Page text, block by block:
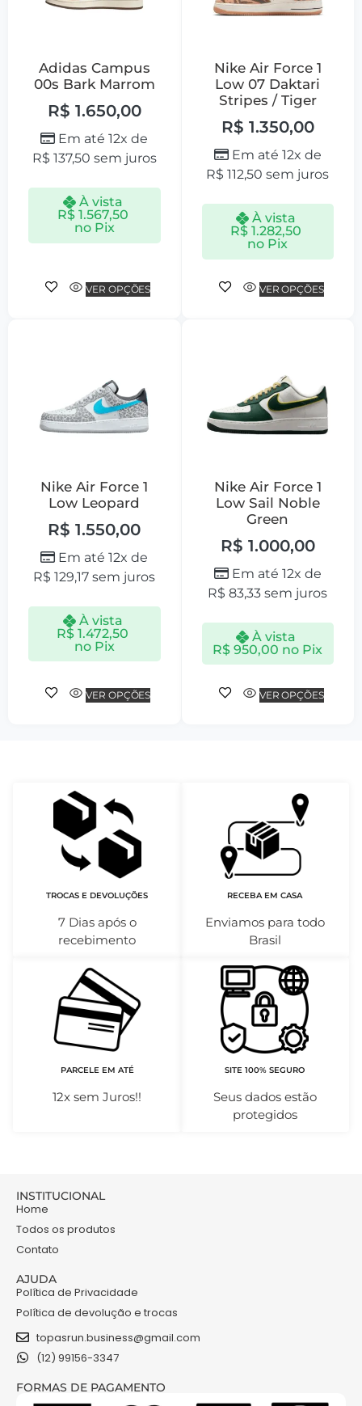
Adidas Campus
00s Bark Marrom
R$ 1.650,00
Em até 12x de
R$ 137,50 sem juros
À vista
R$1.567,50
no Pix
VER OPÇÕES
Nike Air Force 1
Low 07 Daktari
Stripes / Tiger
R$ 1.350,00
Em até 12x de
R$ 112,50 sem juros
À vista
R$ 1.282,50
no Pix
VER OPÇÕES
Nike Air Force 1
Low Leopard
R$ 1.550,00
Em até 12x de
R$ 129,17 sem juros
À vista
R$ 1.472,50
no Pix
VER OPÇÕES
Nike Air Force 1
Low Sail Noble
Green
R$ 1.000,00
Em até 12x de
R$ 83,33 sem juros
À vista
R$ 950,00 no Pix
VER OPÇÕES
TROCAS E DEVOLUÇÕES
7 Dias após o
recebimento
RECEBA EM CASA
Enviamos para todo
Brasil
PARCELE EM ATÉ
12x sem Juros!!
SITE 100% SEGURO
Seus dados estão
protegidos
INSTITUCIONAL
Home
Todos os produtos
Contato
AJUDA
Política de Privacidade
Política de devolução e trocas
topasrun.business@gmail.com
(12) 99156-3347
FORMAS DE PAGAMENTO